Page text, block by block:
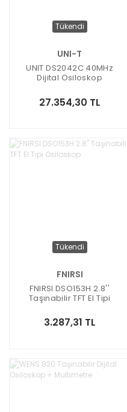
Tükendi
UNI-T
UNIT DS2042C 40MHz
Dijital Osiloskop
27.354,30 TL
Tükendi
FNIRSI
FNIRSI DSO153H 2.8''
Taşınabilir TFT El Tipi
3.287,31 TL